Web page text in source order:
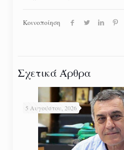
Κοινοποίηση
Σχετικά Άρθρα
5 Αυγούστου, 2026